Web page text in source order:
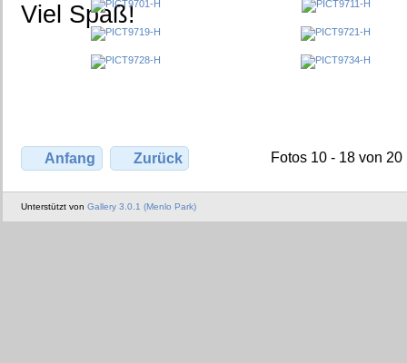
Viel Spaß!
Anfang Zurück Fotos 10 - 18 von 20
Unterstützt von Gallery 3.0.1 (Menlo Park)